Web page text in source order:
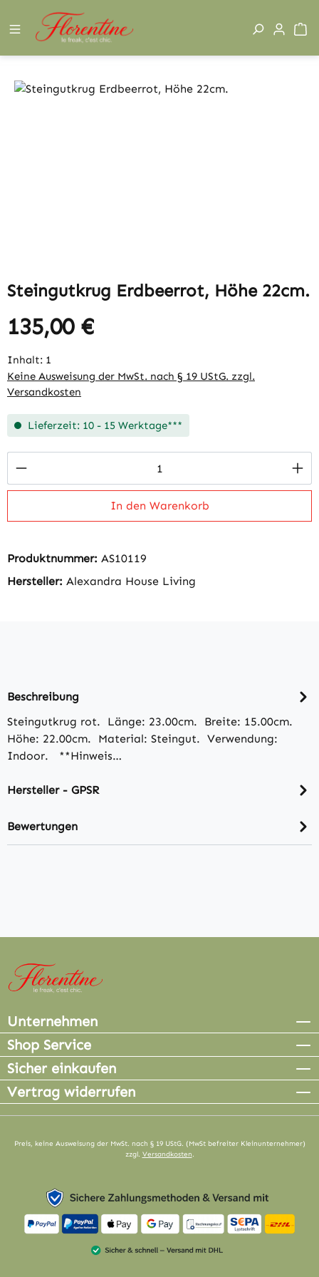
Zum Hauptinhalt springen
Bildergalerie überspringen
Steingutkrug Erdbeerrot, Höhe 22cm.
Regulärer Preis:
135,00 €
Inhalt: 1
Keine Ausweisung der MwSt. nach § 19 UStG. zzgl.
Versandkosten
Lieferzeit: 10 - 15 Werktage***
Produkt Anzahl: Gib den gewünschten
In den Warenkorb
Produktnummer: AS10119
Hersteller: Alexandra House Living
Beschreibung
Steingutkrug rot. Länge: 23.00cm. Breite: 15.00cm.
Höhe: 22.00cm. Material: Steingut. Verwendung:
Indoor. **Hinweis…
Hersteller - GPSR
Bewertungen
Unternehmen
Shop Service
Sicher einkaufen
Vertrag widerrufen
Preis, keine Ausweisung der MwSt. nach § 19 UStG. (MwSt befreiter Kleinunternehmer)
zzgl. Versandkosten.